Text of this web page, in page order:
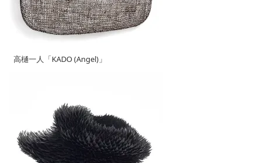
高樋一人「KADO (Angel)」